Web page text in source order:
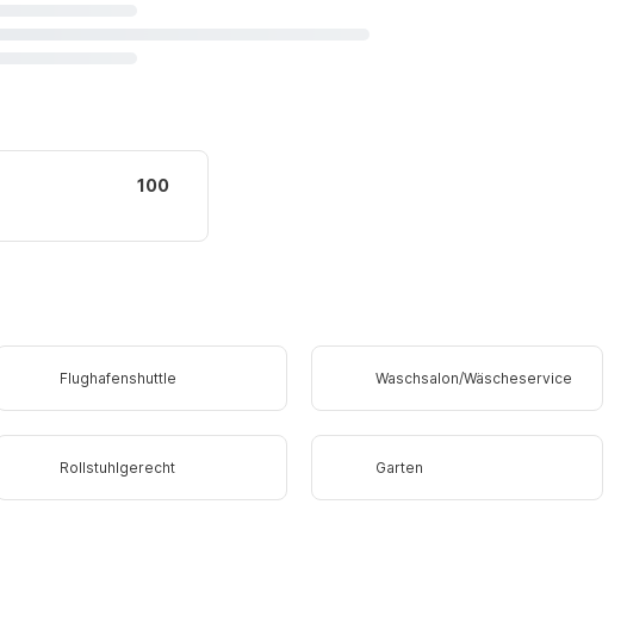
100
Flughafenshuttle Waschsalon/Wäscheservice
Rollstuhlgerecht Garten